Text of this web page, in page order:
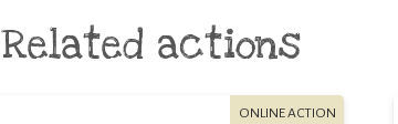
Related actions
ONLINE ACTION